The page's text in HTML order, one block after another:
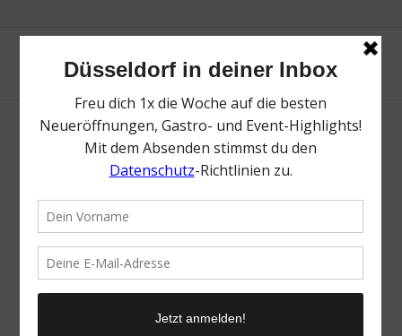
Neue Suche
Suchergebnis nicht zufriedenstellend? Versuche es mal mit
einem Wortteil oder einer anderen Schreibweise.